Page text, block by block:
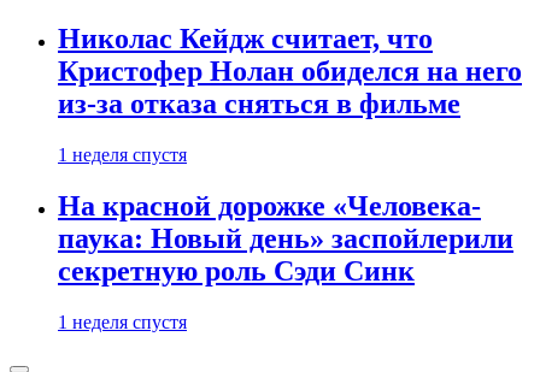
Николас Кейдж считает, что
Кристофер Нолан обиделся на него
из-за отказа сняться в фильме
1 неделя спустя
На красной дорожке «Человека-
паука: Новый день» заспойлерили
секретную роль Сэди Синк
1 неделя спустя